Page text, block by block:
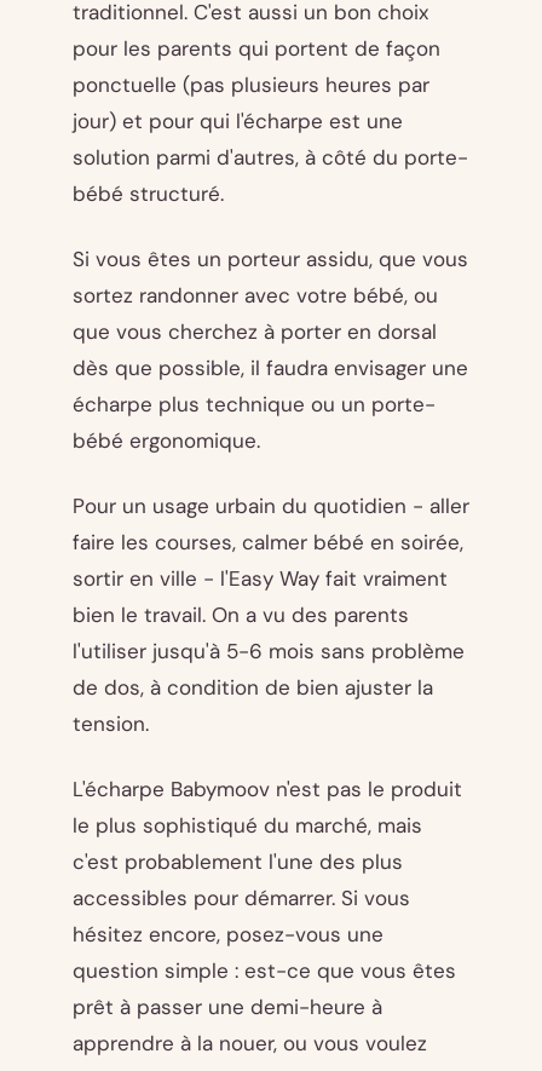
traditionnel. C'est aussi un bon choix
pour les parents qui portent de façon
ponctuelle (pas plusieurs heures par
jour) et pour qui l'écharpe est une
solution parmi d'autres, à côté du porte-
bébé structuré.
Si vous êtes un porteur assidu, que vous
sortez randonner avec votre bébé, ou
que vous cherchez à porter en dorsal
dès que possible, il faudra envisager une
écharpe plus technique ou un porte-
bébé ergonomique.
Pour un usage urbain du quotidien - aller
faire les courses, calmer bébé en soirée,
sortir en ville - l'Easy Way fait vraiment
bien le travail. On a vu des parents
l'utiliser jusqu'à 5-6 mois sans problème
de dos, à condition de bien ajuster la
tension.
L'écharpe Babymoov n'est pas le produit
le plus sophistiqué du marché, mais
c'est probablement l'une des plus
accessibles pour démarrer. Si vous
hésitez encore, posez-vous une
question simple : est-ce que vous êtes
prêt à passer une demi-heure à
apprendre à la nouer, ou vous voulez